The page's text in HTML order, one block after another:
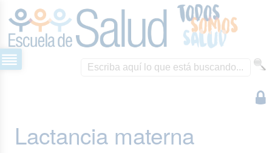
Lactancia materna